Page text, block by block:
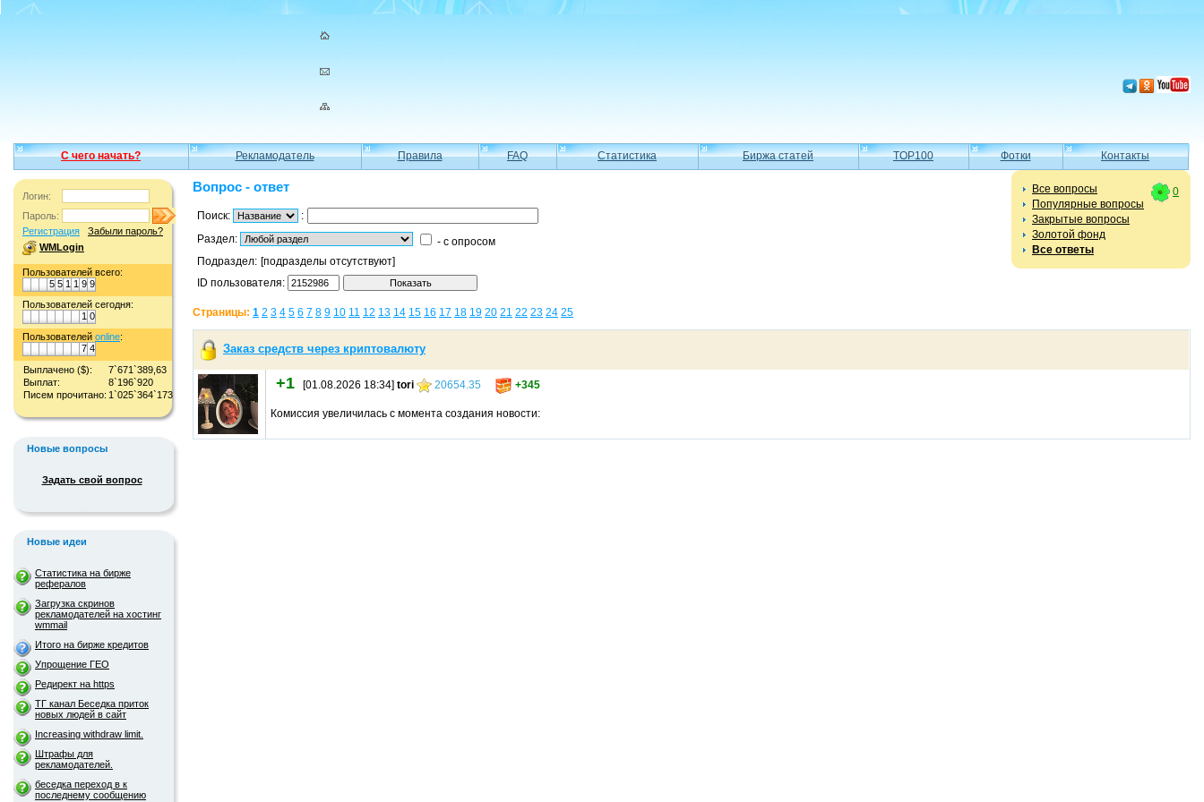
С чего начать? Рекламодатель Правила FAQ Статистика Биржа статей TOP100 Фотки Контакты
Логин:
Пароль:
Регистрация
Забыли пароль?
WMLogin
Пользователей всего:
5 5 1 1 9 9
Пользователей сегодня:
1 0
Пользователей online:
7 4
Выплачено ($):
7`671`389,63
Выплат:
8`196`920
Писем прочитано: 1`025`364`173
Новые вопросы
Задать свой вопрос
Новые идеи
Статистика на бирже
рефералов
Загрузка скринов
рекламодателей на хостинг
wmmail
Итого на бирже кредитов
Упрощение ГЕО
Редирект на https
ТГ канал Беседка приток
новых людей в сайт
Increasing withdraw limit.
Штрафы для
рекламодателей.
беседка переход в к
последнему сообщению
0
Все вопросы
Популярные вопросы
Закрытые вопросы
Золотой фонд
Все ответы
Вопрос - ответ
Поиск:
:
Раздел:
- с опросом
Подраздел: [подразделы отсутствуют]
ID пользователя:
Страницы: 1 2 3 4 5 6 7 8 9 10 11 12 13 14 15 16 17 18 19 20 21 22 23 24 25
Заказ средств через криптовалюту
+1 [01.08.2026 18:34] tori 20654.35 +345
Комиссия увеличилась с момента создания новости: